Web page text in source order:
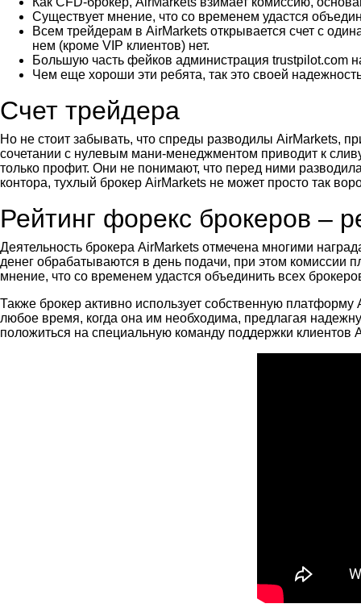
Существует мнение, что со временем удастся
Всем трейдерам в AirMarkets открывается счет с
нем (кроме VIP клиентов) нет.
Большую часть фейков администрация trustpilot.com
Чем еще хороши эти ребята, так это своей
Счет трейдера
Но не стоит забывать, что спреды разводилы AirMarkets,
сочетании с нулевым мани-менеджментом приводит к
только профит. Они не понимают, что перед ними
контора, тухлый брокер AirMarkets не может просто так
Рейтинг форекс брокеров –
Деятельность брокера AirMarkets отмечена многими
денег обрабатываются в день подачи, при этом комиссии
мнение, что со временем удастся объединить всех
Также брокер активно использует собственную
любое время, когда она им необходима, предлагая
положиться на специальную команду поддержки